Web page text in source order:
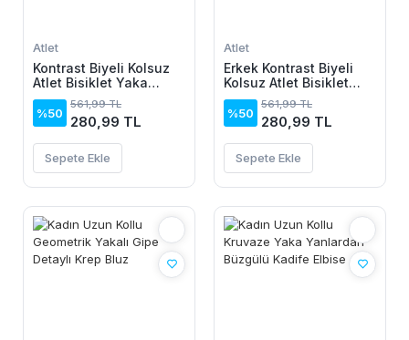
Atlet
Kontrast Biyeli Kolsuz
Atlet Bisiklet Yaka
Yazlık Basic Atlet -
Turkuaz
%50
561,99 TL
280,99 TL
Sepete Ekle
Atlet
Erkek Kontrast Biyeli
Kolsuz Atlet Bisiklet
Yaka Yazlık Basic Atlet
- Turkuaz
%50
561,99 TL
280,99 TL
Sepete Ekle